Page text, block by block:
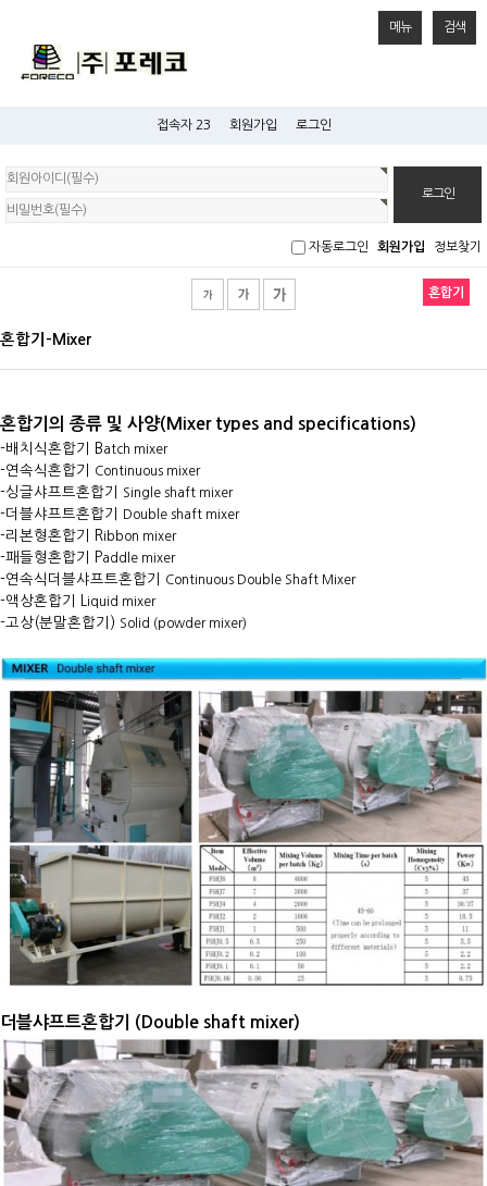
메뉴 검색
접속자 23 회원가입 로그인
회
원
로
그
인
자동로그인
회원가입 정보찾기
혼합기
혼합기-Mixer
혼합기의 종류 및 사양( Mixer types and specifications)
-배치식혼합기 Batch mixer
-연속식혼합기 Continuous mixer
-싱글샤프트혼합기 Single shaft mixer
-더블샤프트혼합기 Double shaft mixer
-리본형혼합기 Ribbon mixer
-패들형혼합기 Paddle mixer
-연속식더블샤프트혼합기 Continuous Double Shaft Mixer
-액상혼합기 L iquid mixer
-고상(분말혼합기) Solid (powder mixer)
더블샤프트혼합기 (Double shaft mixer)